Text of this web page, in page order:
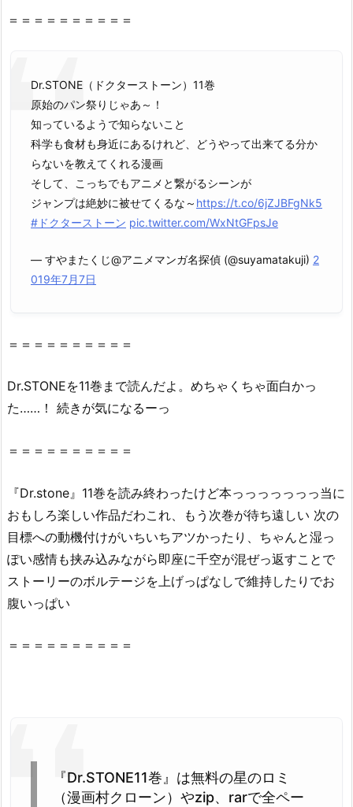
を
性
抜
群
の
z
i
p
や
a
r
い
『D
S
T
O
N
E
1
＝＝＝＝＝＝＝＝＝＝
Dr.STONE（ドクターストーン）11巻
原始のパン祭りじゃあ～！
知っているようで知らないこと
科学も食材も身近にあるけれど、どうやって出来てる分か
らないを教えてくれる漫画
そして、こっちでもアニメと繋がるシーンが
ジャンプは絶妙に被せてくるな～ https://t.co/6jZJBFgNk5
#ドクターストーン pic.twitter.com/WxNtGFpsJe
— すやまたくじ@アニメマンガ名探偵 (@suyamatakuji) 2
019年7月7日
＝＝＝＝＝＝＝＝＝＝
Dr.STONEを11巻まで読んだよ。めちゃくちゃ面白かっ
た……！ 続きが気になるーっ
＝＝＝＝＝＝＝＝＝＝
『Dr.stone』11巻を読み終わったけど本っっっっっっっ当に
おもしろ楽しい作品だわこれ、もう次巻が待ち遠しい 次の
目標への動機付けがいちいちアツかったり、ちゃんと湿っ
ぽい感情も挟み込みながら即座に千空が混ぜっ返すことで
ストーリーのボルテージを上げっぱなしで維持したりでお
腹いっぱい
＝＝＝＝＝＝＝＝＝＝
『Dr.STONE11巻』は無料の星のロミ
（漫画村クローン）やzip、rarで全ペー